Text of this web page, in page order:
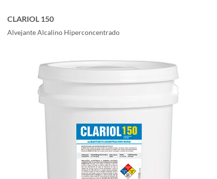
CLARIOL 150
Alvejante Alcalino Hiperconcentrado